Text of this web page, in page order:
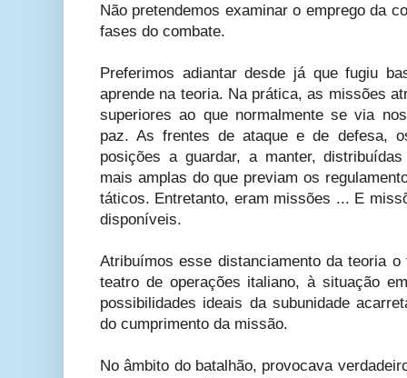
Não pretendemos examinar o emprego da
fases do combate.
Preferimos adiantar desde já que fugiu
aprende na teoria. Na prática, as missões
superiores ao que normalmente se via
paz. As frentes de ataque e de defesa,
posições a guardar, a manter,
mais amplas do que previam os
táticos. Entretanto, eram missões ... E
disponíveis.
Atribuímos esse distanciamento da teoria
teatro de operações italiano, à situação
possibilidades ideais da subunidade
do cumprimento da missão.
No âmbito do batalhão, provocava